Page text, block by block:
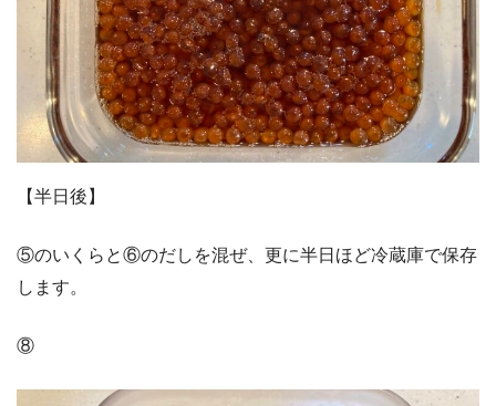
【半日後】
⑤のいくらと⑥のだしを混ぜ、更に半日ほど冷蔵庫で保存
します。
⑧